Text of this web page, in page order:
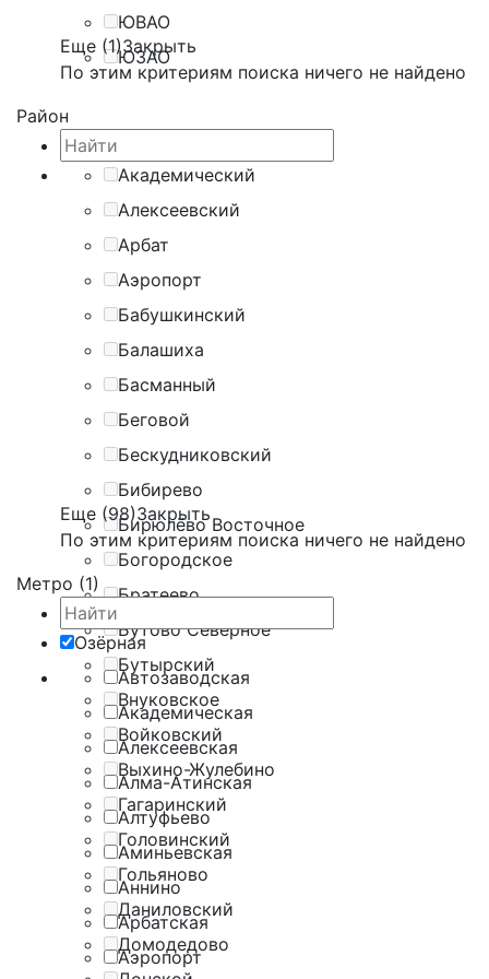
ЮВАО
ЮЗАО
Еще (1)Закрыть
По этим критериям поиска ничего не найдено
Район
Академический
Алексеевский
Арбат
Аэропорт
Бабушкинский
Балашиха
Басманный
Беговой
Бескудниковский
Бибирево
Бирюлёво Восточное
Богородское
Братеево
Бутово Северное
Бутырский
Внуковское
Войковский
Выхино-Жулебино
Гагаринский
Головинский
Гольяново
Даниловский
Домодедово
Еще (98)Закрыть
По этим критериям поиска ничего не найдено
Метро (1)
Озёрная
Автозаводская
Академическая
Алексеевская
Алма-Атинская
Алтуфьево
Аминьевская
Аннино
Арбатская
Аэропорт